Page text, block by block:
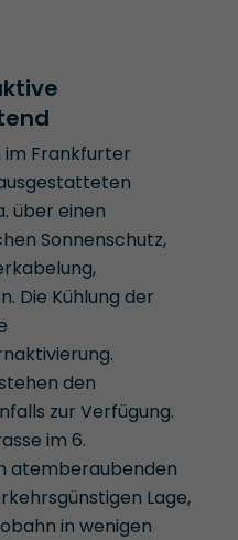
im Frankfurter
über einen
Sonnenschutz,
Die Kühlung der
den
zur Verfügung.
im 6.
atemberaubenden
Lage,
in wenigen